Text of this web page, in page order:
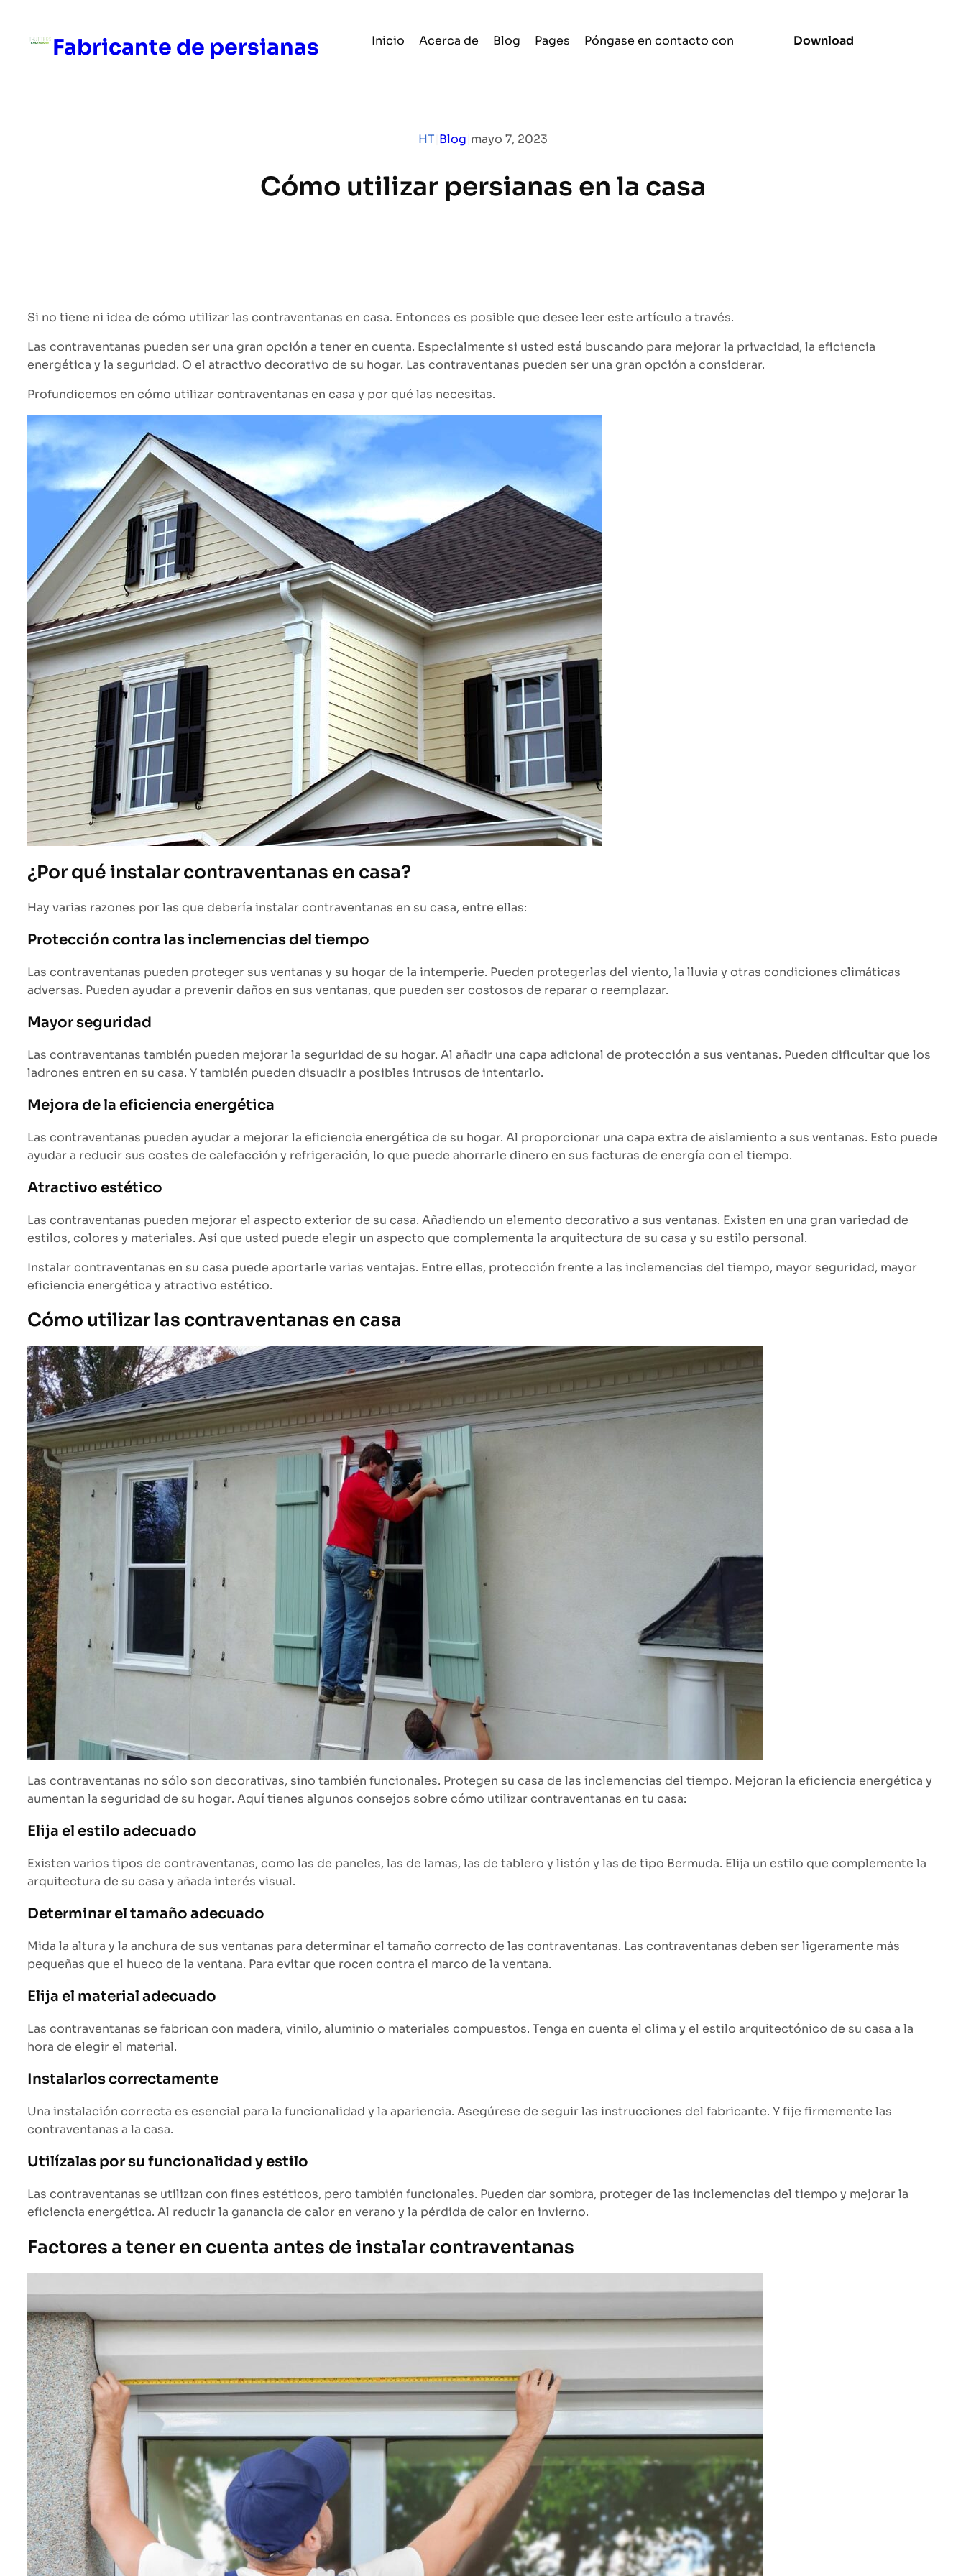
contenidoFabricante de persianas Inicio Acerca de Blog Pages Póngase en contacto con Download
HT Blog mayo 7, 2023
Cómo utilizar persianas en la casa
Si no tiene ni idea de cómo utilizar las contraventanas en casa. Entonces es posible que desee leer este artículo a través.
Las contraventanas pueden ser una gran opción a tener en cuenta. Especialmente si usted está buscando para mejorar la privacidad, la eficiencia
energética y la seguridad. O el atractivo decorativo de su hogar. Las contraventanas pueden ser una gran opción a considerar.
Profundicemos en cómo utilizar contraventanas en casa y por qué las necesitas.
¿Por qué instalar contraventanas en casa?
Hay varias razones por las que debería instalar contraventanas en su casa, entre ellas:
Protección contra las inclemencias del tiempo
Las contraventanas pueden proteger sus ventanas y su hogar de la intemperie. Pueden protegerlas del viento, la lluvia y otras condiciones climáticas
adversas. Pueden ayudar a prevenir daños en sus ventanas, que pueden ser costosos de reparar o reemplazar.
Mayor seguridad
Las contraventanas también pueden mejorar la seguridad de su hogar. Al añadir una capa adicional de protección a sus ventanas. Pueden dificultar que los
ladrones entren en su casa. Y también pueden disuadir a posibles intrusos de intentarlo.
Mejora de la eficiencia energética
Las contraventanas pueden ayudar a mejorar la eficiencia energética de su hogar. Al proporcionar una capa extra de aislamiento a sus ventanas. Esto puede
ayudar a reducir sus costes de calefacción y refrigeración, lo que puede ahorrarle dinero en sus facturas de energía con el tiempo.
Atractivo estético
Las contraventanas pueden mejorar el aspecto exterior de su casa. Añadiendo un elemento decorativo a sus ventanas. Existen en una gran variedad de
estilos, colores y materiales. Así que usted puede elegir un aspecto que complementa la arquitectura de su casa y su estilo personal.
Instalar contraventanas en su casa puede aportarle varias ventajas. Entre ellas, protección frente a las inclemencias del tiempo, mayor seguridad, mayor
eficiencia energética y atractivo estético.
Cómo utilizar las contraventanas en casa
Las contraventanas no sólo son decorativas, sino también funcionales. Protegen su casa de las inclemencias del tiempo. Mejoran la eficiencia energética y
aumentan la seguridad de su hogar. Aquí tienes algunos consejos sobre cómo utilizar contraventanas en tu casa:
Elija el estilo adecuado
Existen varios tipos de contraventanas, como las de paneles, las de lamas, las de tablero y listón y las de tipo Bermuda. Elija un estilo que complemente la
arquitectura de su casa y añada interés visual.
Determinar el tamaño adecuado
Mida la altura y la anchura de sus ventanas para determinar el tamaño correcto de las contraventanas. Las contraventanas deben ser ligeramente más
pequeñas que el hueco de la ventana. Para evitar que rocen contra el marco de la ventana.
Elija el material adecuado
Las contraventanas se fabrican con madera, vinilo, aluminio o materiales compuestos. Tenga en cuenta el clima y el estilo arquitectónico de su casa a la
hora de elegir el material.
Instalarlos correctamente
Una instalación correcta es esencial para la funcionalidad y la apariencia. Asegúrese de seguir las instrucciones del fabricante. Y fije firmemente las
contraventanas a la casa.
Utilízalas por su funcionalidad y estilo
Las contraventanas se utilizan con fines estéticos, pero también funcionales. Pueden dar sombra, proteger de las inclemencias del tiempo y mejorar la
eficiencia energética. Al reducir la ganancia de calor en verano y la pérdida de calor en invierno.
Factores a tener en cuenta antes de instalar contraventanas